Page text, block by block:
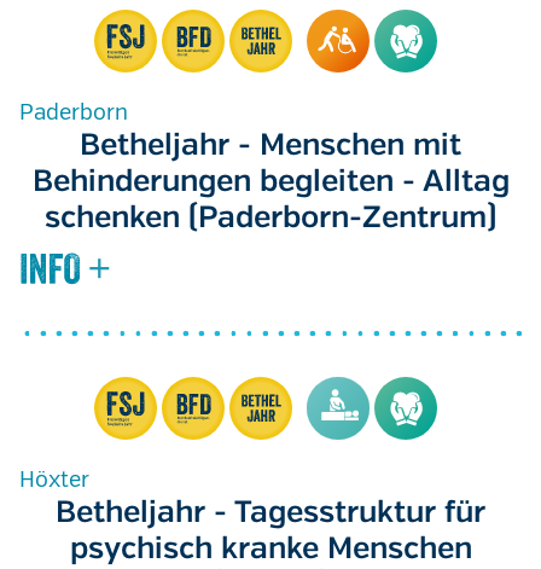
Paderborn
Betheljahr - Menschen mit
Behinderungen begleiten - Alltag
schenken (Paderborn-Zentrum)
Höxter
Betheljahr - Tagesstruktur für
psychisch kranke Menschen